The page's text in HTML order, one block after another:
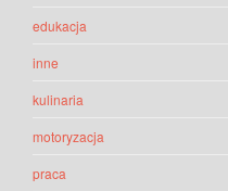
edukacja
inne
kulinaria
motoryzacja
praca